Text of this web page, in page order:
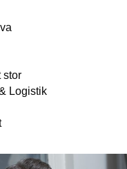
stor
Logistik